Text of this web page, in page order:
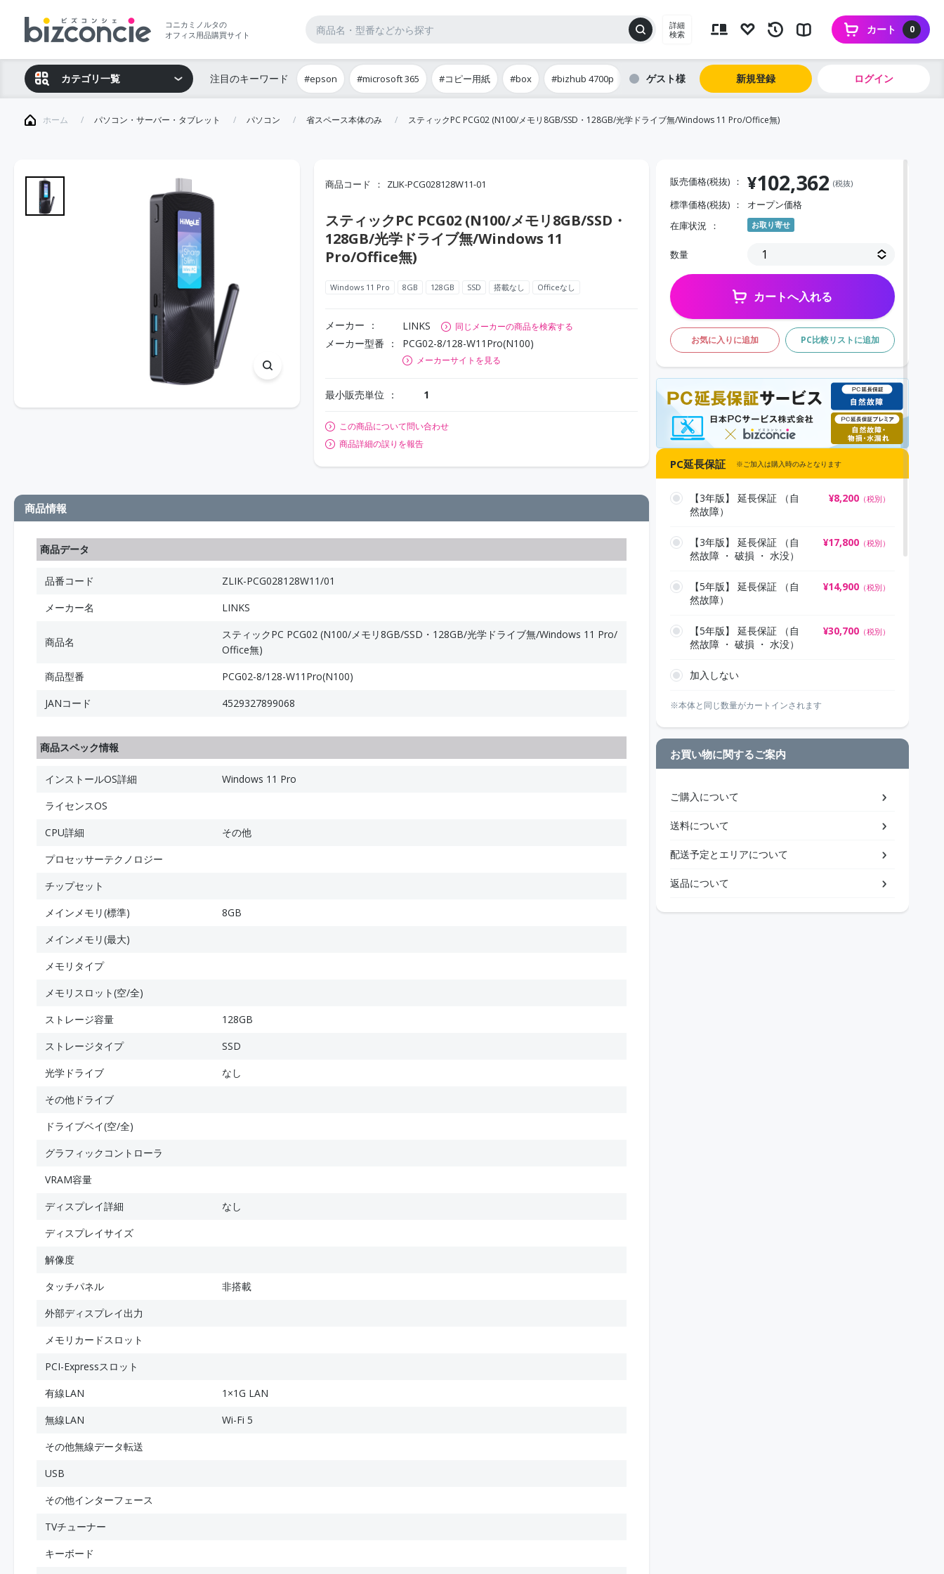
コニカミノルタの
オフィス用品購買サイト
詳細
検索
0
カート
カテゴリ一覧 注目のキーワード #epson #microsoft 365 #コピー用紙 #box #bizhub 4700p ゲスト 新規登録 ログイン
ホーム パソコン・サーバー・タブレット パソコン 省スペース本体のみ スティックPC PCG02 (N100/メモリ8GB/SSD・128GB/光学ドライブ無/Windows 11 Pro/Office無)
商品コード ZLIK-PCG028128W11-01
スティックPC PCG02 (N100/メモリ8GB/SSD・
128GB/光学ドライブ無/Windows 11
Pro/Office無)
Windows 11 Pro 8GB 128GB SSD 搭載なし Officeなし
メーカー LINKS 同じメーカーの商品を検索する
メーカー型番 PCG02-8/128-W11Pro(N100)
メーカーサイトを見る
最小販売単位 1
この商品について問い合わせ
商品詳細の誤りを報告
商品情報
商品データ
品番コード
ZLIK-PCG028128W11/01
メーカー名
LINKS
商品名
スティックPC PCG02 (N100/メモリ8GB/SSD・128GB/光学ドライブ無/Windows 11 Pro/
Office無)
商品型番
PCG02-8/128-W11Pro(N100)
JANコード
4529327899068
商品スペック情報
インストールOS詳細
Windows 11 Pro
ライセンスOS
CPU詳細
その他
プロセッサーテクノロジー
チップセット
メインメモリ(標準)
8GB
メインメモリ(最大)
メモリタイプ
メモリスロット(空/全)
ストレージ容量
128GB
ストレージタイプ
SSD
光学ドライブ
なし
その他ドライブ
ドライブベイ(空/全)
グラフィックコントローラ
VRAM容量
ディスプレイ詳細
なし
ディスプレイサイズ
解像度
タッチパネル
非搭載
外部ディスプレイ出力
メモリカードスロット
PCI-Expressスロット
有線LAN
1×1G LAN
無線LAN
Wi-Fi 5
その他無線データ転送
USB
その他インターフェース
TVチューナー
キーボード
販売価格(税抜) ¥102,362 (税抜)
標準価格(税抜)
オープン価格
在庫状況
お取り寄せ
数量
カートへ入れる
お気に入りに追加 PC比較リストに追加
PC延長保証 ※ご加入は購入時のみとなります
【3年版】 延長保証 （自
然故障）
¥8,200 （税別）
【3年版】 延長保証 （自
然故障 ・ 破損 ・ 水没）
¥17,800 （税別）
【5年版】 延長保証 （自
然故障）
¥14,900 （税別）
【5年版】 延長保証 （自
然故障 ・ 破損 ・ 水没）
¥30,700 （税別）
加入しない
※本体と同じ数量がカートインされます
お買い物に関するご案内
ご購入について
送料について
配送予定とエリアについて
返品について